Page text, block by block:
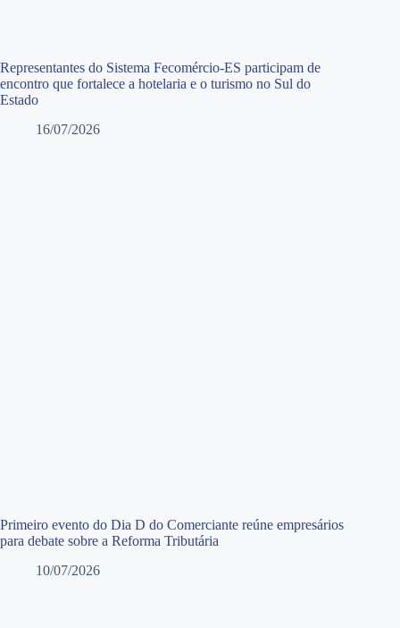
Representantes do Sistema Fecomércio-ES participam de
encontro que fortalece a hotelaria e o turismo no Sul do
Estado
16/07/2026
Primeiro evento do Dia D do Comerciante reúne empresários
para debate sobre a Reforma Tributária
10/07/2026